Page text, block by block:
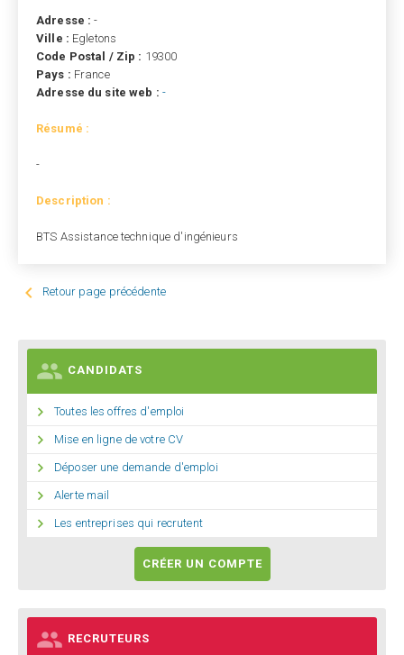
Adresse :-
Ville : Egletons
Code Postal / Zip : 19300
Pays : France
Adresse du site web : -
Résumé :
-
Description :
BTS Assistance technique d'ingénieurs
 Retour page précédente
 CANDIDATS
 Toutes les offres d'emploi
 Mise en ligne de votre CV
 Déposer une demande d'emploi
 Alerte mail
 Les entreprises qui recrutent
CRÉER UN COMPTE
 RECRUTEURS